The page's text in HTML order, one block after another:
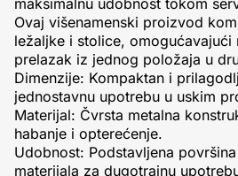
maksimalnu udobnost tokom
Ovaj višenamenski proizvod
ležaljke i stolice, omogućavajući
prelazak iz jednog položaja u
Dimenzije: Kompaktan i
jednostavnu upotrebu u uskim
Materijal: Čvrsta metalna
habanje i opterećenje.
Udobnost: Podstavljena
materijala za dugotrajnu